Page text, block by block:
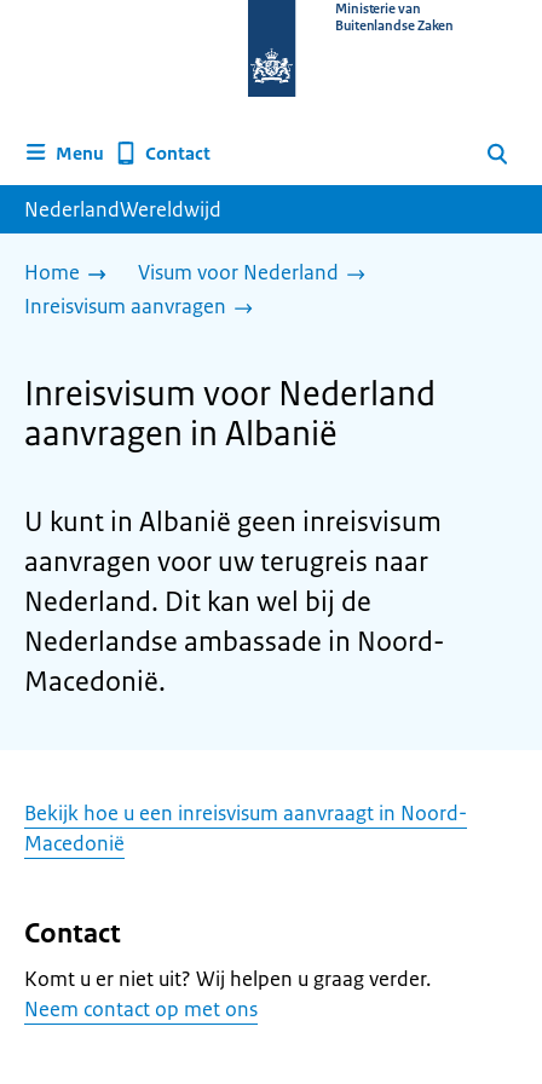
homepage
Ministerie van
Buitenlandse Zaken
Menu Contact Zoeken
NederlandWereldwijd
Home
Visum voor Nederland
Inreisvisum aanvragen
Inreisvisum voor Nederland
aanvragen in Albanië
U kunt in Albanië geen inreisvisum
aanvragen voor uw terugreis naar
Nederland. Dit kan wel bij de
Nederlandse ambassade in Noord-
Macedonië.
Bekijk hoe u een inreisvisum aanvraagt in Noord-
Macedonië
Contact
Komt u er niet uit? Wij helpen u graag verder.
Neem contact op met ons